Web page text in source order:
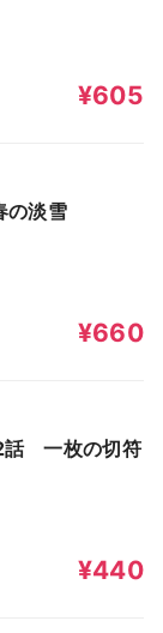
¥605
淡雪
¥660
話 一枚の切符
¥440